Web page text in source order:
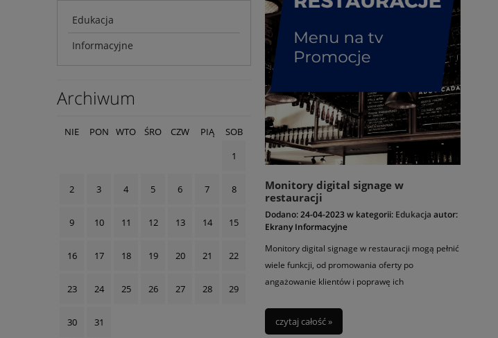
Edukacja
Informacyjne
Archiwum
NIE PON WTO ŚRO CZW PIĄ
SOB
1
2 3 4 5 6 7 8
9 10 11 12 13 14 15
16 17 18 19 20 21 22
23 24 25 26 27 28 29
30
31
Monitory digital signage w
restauracji
Dodano:24-04-2023w kategorii: Edukacja autor:
Ekrany Informacyjne
Monitory digital signage w restauracji mogą pełnić
wiele funkcji, od promowania oferty po
angażowanie klientów i poprawę ich
które można wyświetlać.
czytaj całość »